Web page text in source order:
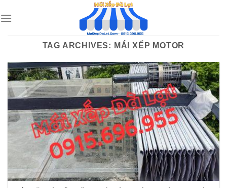
to
TAG ARCHIVES: MÁI XẾP MOTOR